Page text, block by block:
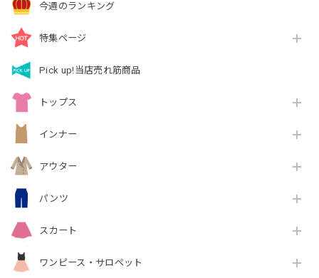
今週のランキング
特集ページ
Pick up!当店売れ筋商品
トップス
インナー
アウター
パンツ
スカート
ワンピース・サロペット